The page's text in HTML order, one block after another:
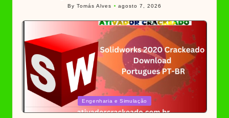
Posted
ByTomás Alves agosto 7, 2026
Posted
in
Engenharia e Simulação